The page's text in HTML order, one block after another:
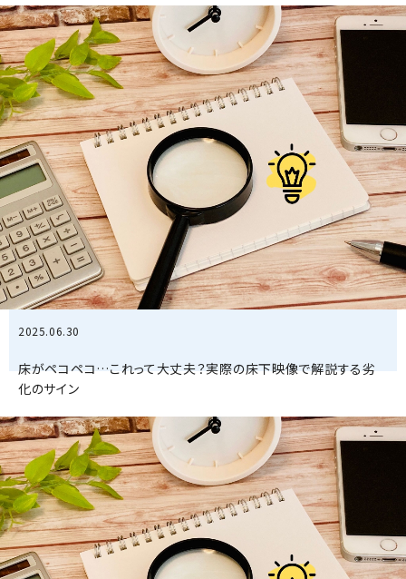
2025.06.30
床がペコペコ…これって大丈夫？実際の床下映像で解説する劣
化のサイン